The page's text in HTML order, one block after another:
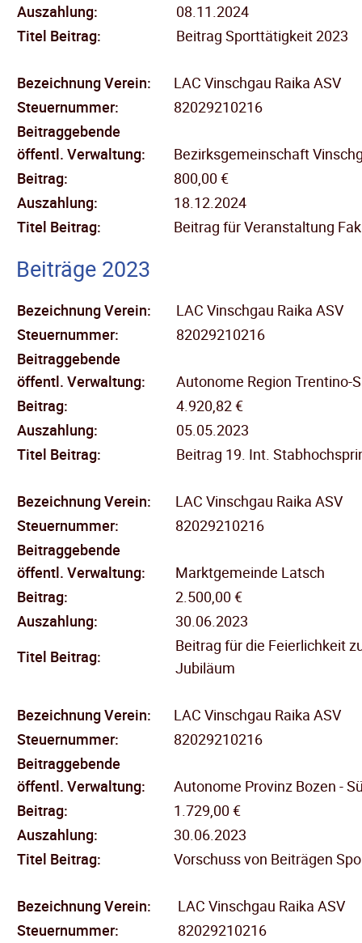
Auszahlung:
08.11.2024
Titel Beitrag:
Beitrag Sporttätigkeit 2023
Bezeichnung Verein:
LAC Vinschgau Raika ASV
Steuernummer:
82029210216
Beitraggebende
öffentl. Verwaltung:
Bezirksgemeinschaft
Beitrag:
800,00 €
Auszahlung:
18.12.2024
Titel Beitrag:
Beitrag für Veranstaltung
Beiträge 2023
Bezeichnung Verein:
LAC Vinschgau Raika ASV
Steuernummer:
82029210216
Beitraggebende
öffentl. Verwaltung:
Autonome Region Trentino-
Beitrag:
4.920,82 €
Auszahlung:
05.05.2023
Titel Beitrag:
Beitrag 19. Int.
Bezeichnung Verein:
LAC Vinschgau Raika ASV
Steuernummer:
82029210216
Beitraggebende
öffentl. Verwaltung:
Marktgemeinde Latsch
Beitrag:
2.500,00 €
Auszahlung:
30.06.2023
Titel Beitrag:
Beitrag für die Feierlichkeit
Jubiläum
Bezeichnung Verein:
LAC Vinschgau Raika ASV
Steuernummer:
82029210216
Beitraggebende
öffentl. Verwaltung:
Autonome Provinz Bozen -
Beitrag:
1.729,00 €
Auszahlung:
30.06.2023
Titel Beitrag:
Vorschuss von Beiträgen
Bezeichnung Verein:
LAC Vinschgau Raika ASV
Steuernummer:
82029210216